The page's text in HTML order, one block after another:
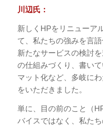
川辺氏：
新しくHPをリニューア
て、私たちの強みを言
新たなサービスの検討
の仕組みづくり、書い
マット化など、多岐に
をいただきました。
単に、目の前のこと（
バイスではなく、私た